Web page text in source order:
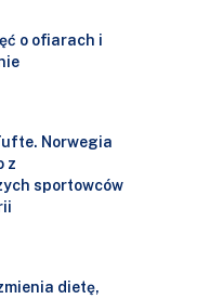
o ofiarach i
Norwegia
z
sportowców
dietę,